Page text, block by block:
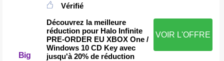
Big
Vérifié
Découvrez la meilleure
réduction pour Halo Infinite
PRE-ORDER EU XBOX One /
Windows 10 CD Key avec
jusqu'à 20% de réduction
VOIR L'OFFRE